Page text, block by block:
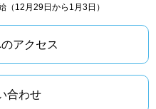
（12月29日から1月3日）
アクセス
合わせ